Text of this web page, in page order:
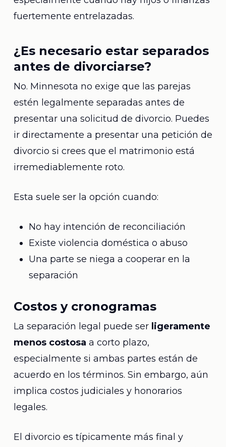
fuertemente entrelazadas.
¿Es necesario estar separados
antes de divorciarse?
No. Minnesota no exige que las parejas
estén legalmente separadas antes de
presentar una solicitud de divorcio. Puedes
ir directamente a presentar una petición de
divorcio si crees que el matrimonio está
irremediablemente roto.
Esta suele ser la opción cuando:
No hay intención de reconciliación
Existe violencia doméstica o abuso
Una parte se niega a cooperar en la
separación
Costos y cronogramas
La separación legal puede ser ligeramente
menos costosa a corto plazo,
especialmente si ambas partes están de
acuerdo en los términos. Sin embargo, aún
implica costos judiciales y honorarios
legales.
El divorcio es típicamente más final y